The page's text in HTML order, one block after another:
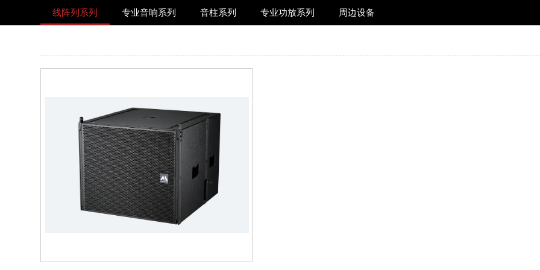
线阵列系列 专业音响系列 音柱系列 专业功放系列 周边设备